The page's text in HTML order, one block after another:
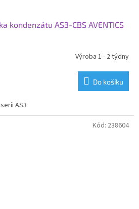
kondenzátu AS3-CBS AVENTICS
Výroba 1 - 2 týdny
Do košíku
AS3
Kód: 238604